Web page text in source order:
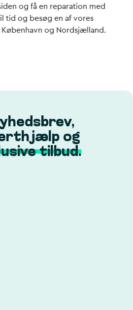
og få en reparation med
tid og besøg en af vores
og Nordsjælland.
og
tilbud.